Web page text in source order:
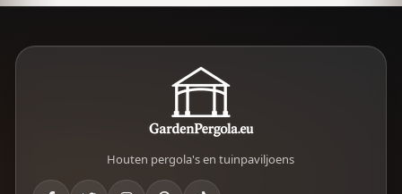
Houten pergola's en tuinpaviljoens